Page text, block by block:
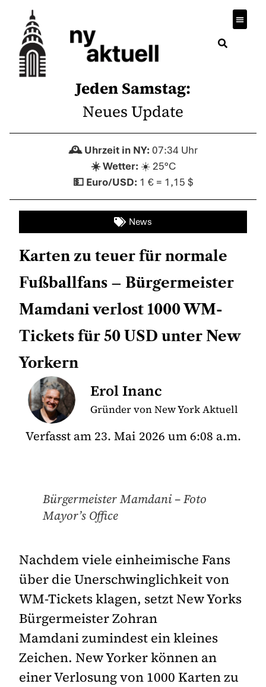
Jeden Samstag:
Neues Update
07:34 Uhr
☀️ 25°C
1 € = 1,15 $
News
Karten zu teuer für normale
Fußballfans – Bürgermeister
Mamdani verlost 1000 WM-
Tickets für 50 USD unter New
Yorkern
Erol Inanc
Gründer von New York Aktuell
Verfasst am 23. Mai 2026 um6:08 a.m.
Bürgermeister Mamdani – Foto
Mayor’s Office
Nachdem viele einheimische Fans
über die Unerschwinglichkeit von
WM-Tickets klagen, setzt New Yorks
Bürgermeister Zohran
Mamdani zumindest ein kleines
Zeichen. New Yorker können an
einer Verlosung von 1000 Karten zu